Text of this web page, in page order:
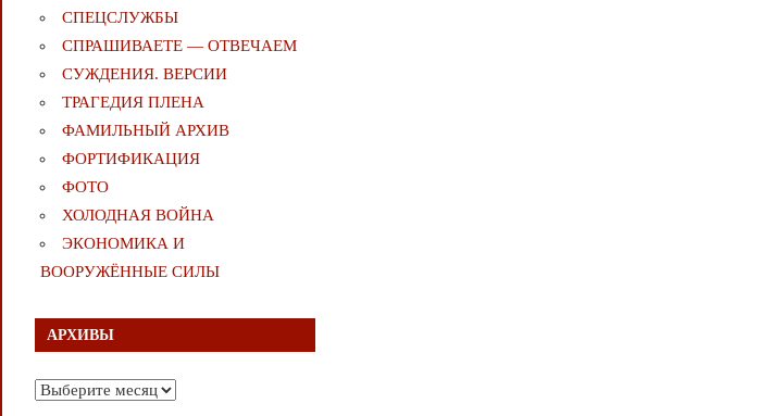
СПЕЦСЛУЖБЫ
СПРАШИВАЕТЕ — ОТВЕЧАЕМ
СУЖДЕНИЯ. ВЕРСИИ
ТРАГЕДИЯ ПЛЕНА
ФАМИЛЬНЫЙ АРХИВ
ФОРТИФИКАЦИЯ
ФОТО
ХОЛОДНАЯ ВОЙНА
ЭКОНОМИКА И
ВООРУЖЁННЫЕ СИЛЫ
АРХИВЫ
Архивы